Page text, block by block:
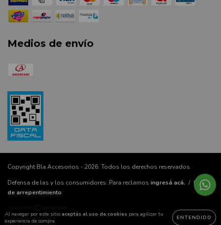
Al navegar por este sitio aceptás el uso de cookies para agilizar tu
experiencia de compra.
ENTENDIDO
Medios de envío
Copyright Bla Accesorios - 2026. Todos los derechos reservados.
Defensa de las y los consumidores. Para reclamos ingresá acá. / Botón
de arrepentimiento